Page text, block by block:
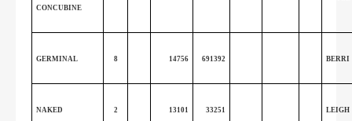
CONCUBINE
GERMINAL 8 14756 691392 BERRI
NAKED 2 13101 33251 LEIGH